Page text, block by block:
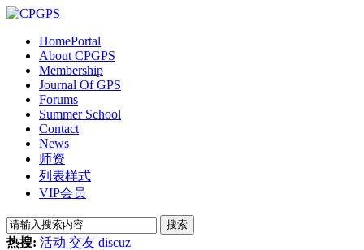
HomePortal
About CPGPS
Membership
Journal Of GPS
Forums
Summer School
Contact
News
师资
列表样式
VIP会员
搜索
热搜: 活动 交友 discuz